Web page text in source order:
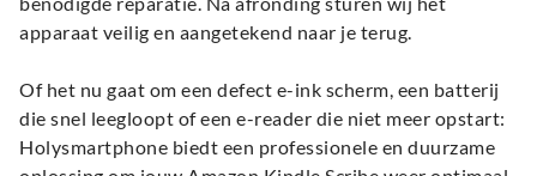
apparaat veilig en aangetekend naar je terug.
Of het nu gaat om een defect e-ink scherm, een batterij
die snel leegloopt of een e-reader die niet meer opstart:
Holysmartphone biedt een professionele en duurzame